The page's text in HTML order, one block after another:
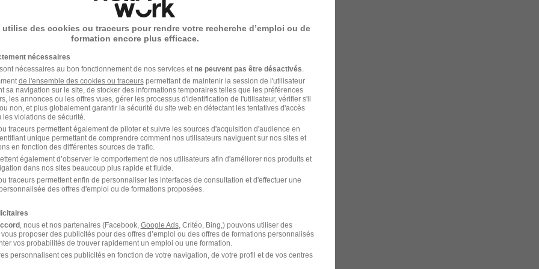
à Domicile à Annecy H/F
Voir l’offre
à Annecy H/F
utilise des cookies ou traceurs pour rendre votre recherche d’emploi ou de
formation encore plus efficace.
nécessaires
nécessaires au bon fonctionnement de nos services etne peuvent pas être désactivés.
de l'ensemble des cookies ou traceurspermettant de maintenir la session de l'utilisateur
sa navigation sur le site, de stocker des informations temporaires telles que les préférences
les annonces ou les offres vues, gérer les processus d'identification de l'utilisateur, vérifier s'il
non, et plus globalement garantir la sécurité du site web en détectant les tentatives d'accès
les violations de sécurité.
traceurs permettent également de piloter et suivre les sources d'acquisition d'audience en
unique permettant de comprendre comment nos utilisateurs naviguent sur nos sites et
en fonction des différentes sources de trafic.
également d’observer le comportement de nos utilisateurs afin d'améliorer nos produits et
dans nos sites beaucoup plus rapide et fluide.
traceurs permettent enfin de personnaliser les interfaces de consultation et d'effectuer une
des offres d'emploi ou de formations proposées.
, nous et nos partenaires (Facebook, Google Ads, Critéo, Bing,) pouvons utiliser des
proposer des publicités pour des offres d’emploi ou des offres de formations personnalisés
vos probabilités de trouver rapidement un emploi ou une formation.
personnalisent ces publicités en fonction de votre navigation, de votre profil et de vos centres